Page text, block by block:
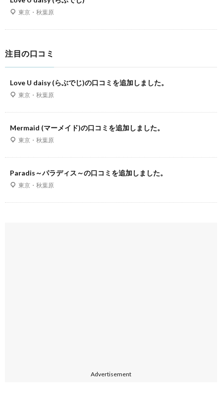
東京・秋葉原
注目の口コミ
Love U daisy (らぶでじ)の口コミを追加しました。
東京・秋葉原
Mermaid (マーメイド)の口コミを追加しました。
東京・秋葉原
Paradis～パラディス～の口コミを追加しました。
東京・秋葉原
Advertisement